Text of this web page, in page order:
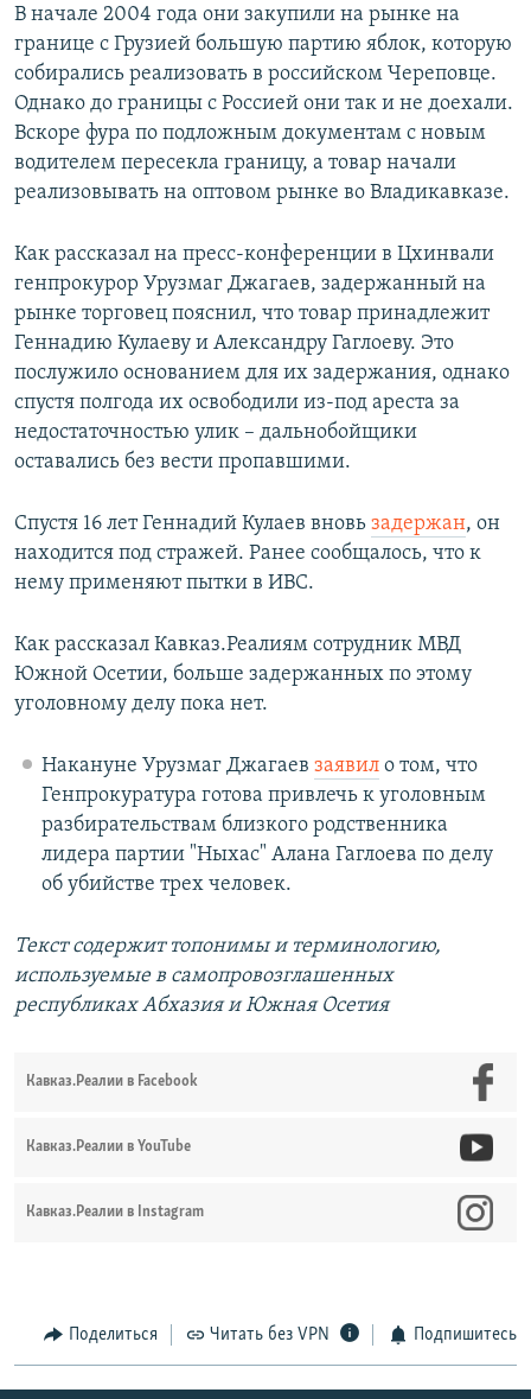
В начале 2004 года они закупили на рынке на
границе с Грузией большую партию яблок, которую
собирались реализовать в российском Череповце.
Однако до границы с Россией они так и не доехали.
Вскоре фура по подложным документам с новым
водителем пересекла границу, а товар начали
реализовывать на оптовом рынке во Владикавказе.
Как рассказал на пресс-конференции в Цхинвали
генпрокурор Урузмаг Джагаев, задержанный на
рынке торговец пояснил, что товар принадлежит
Геннадию Кулаеву и Александру Гаглоеву. Это
послужило основанием для их задержания, однако
спустя полгода их освободили из-под ареста за
недостаточностью улик – дальнобойщики
оставались без вести пропавшими.
Спустя 16 лет Геннадий Кулаев вновь задержан, он
находится под стражей. Ранее сообщалось, что к
нему применяют пытки в ИВС.
Как рассказал Кавказ.Реалиям сотрудник МВД
Южной Осетии, больше задержанных по этому
уголовному делу пока нет.
Накануне Урузмаг Джагаев заявило том, что
Генпрокуратура готова привлечь к уголовным
разбирательствам близкого родственника
лидера партии "Ныхас" Алана Гаглоева по делу
об убийстве трех человек.
Текст содержит топонимы и терминологию,
используемые в самопровозглашенных
республиках Абхазия и Южная Осетия
Кавказ.Реалии в Facebook
Кавказ.Реалии в YouTube
Кавказ.Реалии в Instagram
Поделиться Читать без VPN Подпишитесь